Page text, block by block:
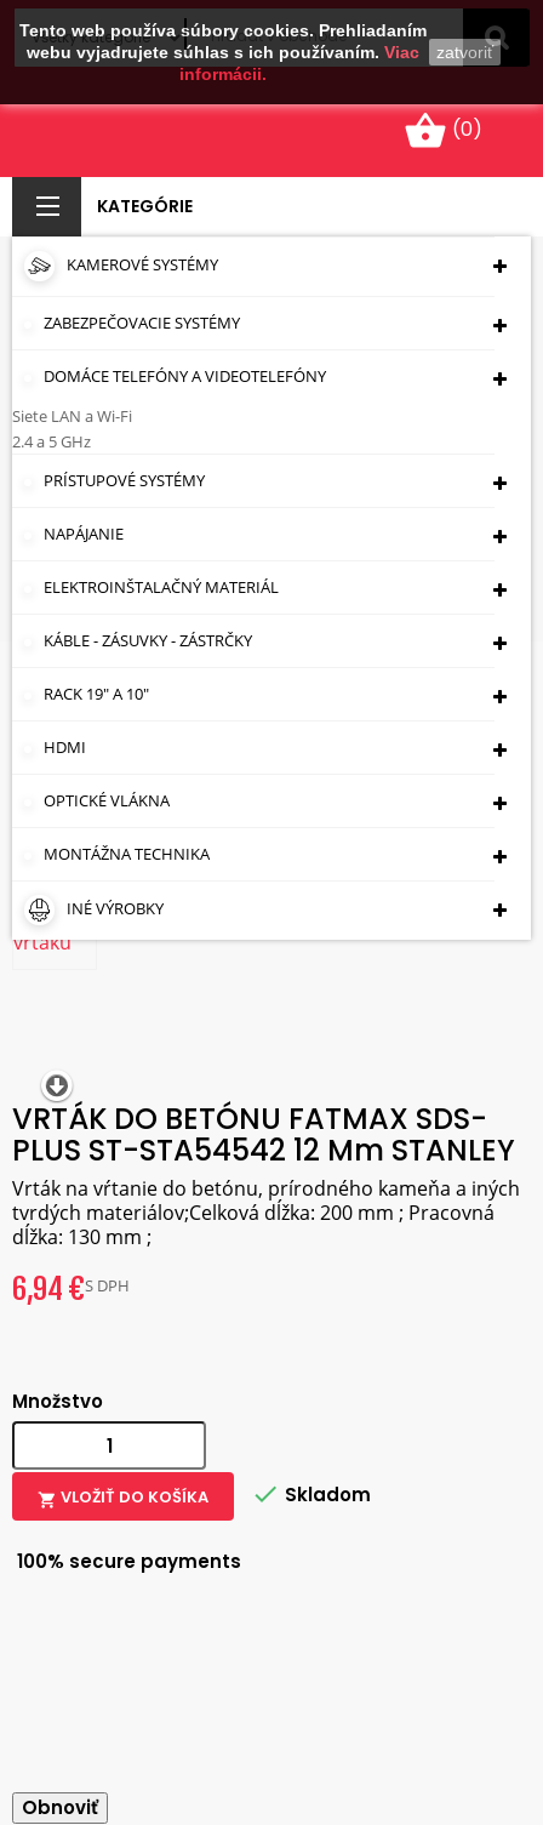
Tento web používa súbory cookies. Prehliadaním
webu vyjadrujete súhlas s ich používaním. Viac
informácii.
zatvoriť
shopping_basket (0)
KATEGÓRIE
KAMEROVÉ SYSTÉMY
ZABEZPEČOVACIE SYSTÉMY
DOMÁCE TELEFÓNY A VIDEOTELEFÓNY
Siete LAN a Wi-Fi
2.4 a 5 GHz
PRÍSTUPOVÉ SYSTÉMY
NAPÁJANIE
ELEKTROINŠTALAČNÝ MATERIÁL
KÁBLE - ZÁSUVKY - ZÁSTRČKY
RACK 19" A 10"
HDMI
OPTICKÉ VLÁKNA
MONTÁŽNA TECHNIKA
INÉ VÝROBKY
VRTÁK DO BETÓNU
FATMAX SDS-PLUS
ST-STA54542 12 MM
Úvodná Stránka
Servisu
Príslušenstvo K Elektrickému Náradiu
Vrtáky
SDS-PLUS
VRTÁK DO BETÓNU FATMAX SDS-
PLUS ST-STA54542 12 Mm STANLEY
VRTÁK DO BETÓNU FATMAX SDS-
PLUS ST-STA54542 12 Mm STANLEY
Vrták na vŕtanie do betónu, prírodného kameňa a iných
tvrdých materiálov;Celková dĺžka: 200 mm ; Pracovná
dĺžka: 130 mm ;
6,94 €S DPH
Množstvo
 VLOŽIŤ DO KOŠÍKA  Skladom
100% secure payments